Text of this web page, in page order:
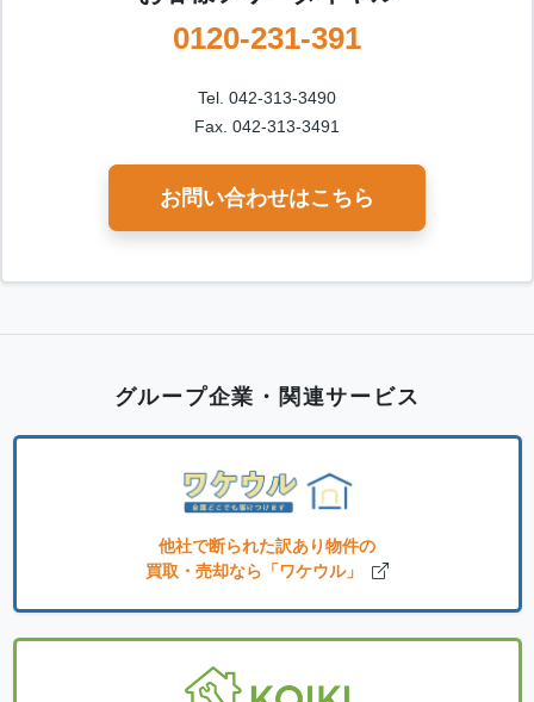
0120-231-391
Tel. 042-313-3490
Fax. 042-313-3491
お問い合わせはこちら
グループ企業・関連サービス
他社で断られた訳あり物件の
買取・売却なら「ワケウル」